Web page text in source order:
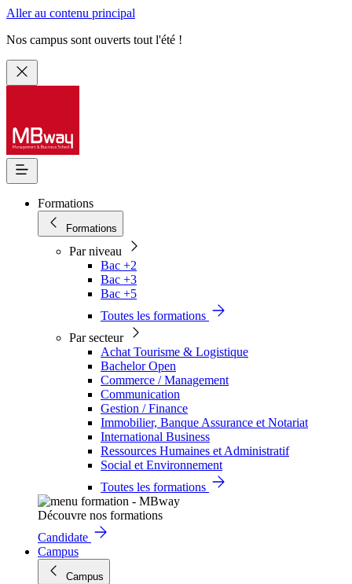
Aller au contenu principal
Nos campus sont ouverts tout l'été !
Formations
Formations
Par niveau
Bac +2
Bac +3
Bac +5
Toutes les formations
Par secteur
Achat Tourisme & Logistique
Bachelor Open
Commerce / Management
Communication
Gestion / Finance
Immobilier, Banque Assurance et Notariat
International Business
Ressources Humaines et Administratif
Social et Environnement
Toutes les formations
Découvre nos formations
Candidate
Campus
Campus